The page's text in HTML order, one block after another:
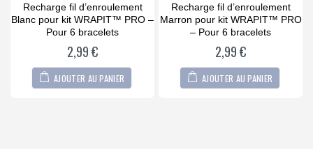
0
of
5
Recharge fil d’enroulement
Blanc pour kit WRAPIT™ PRO –
Pour 6 bracelets
2,99€
AJOUTER AU PANIER
0
of
5
Recharge fil d’enroulement
Marron pour kit WRAPIT™ PRO
– Pour 6 bracelets
2,99€
AJOUTER AU PANIER